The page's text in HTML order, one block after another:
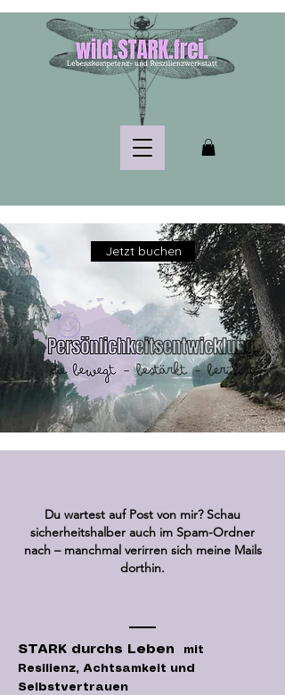
Jetzt buchen
Du wartest auf Post von mir? Schau
sicherheitshalber auch im Spam-Ordner
nach – manchmal verirren sich meine Mails
dorthin.
STARK durchs Leben
mit
Resilienz, Achtsamkeit und
Selbstvertrauen